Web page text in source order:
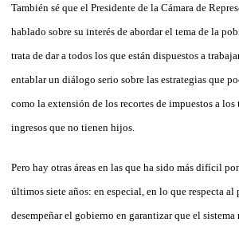
También sé que el Presidente de la Cámara de
hablado sobre su interés de abordar el tema de la
trata de dar a todos los que están dispuestos a
entablar un diálogo serio sobre las estrategias que
como la extensión de los recortes de impuestos a los
ingresos que no tienen hijos.
Pero hay otras áreas en las que ha sido más difícil
últimos siete años: en especial, en lo que respecta al
desempeñar el gobierno en garantizar que el sistema